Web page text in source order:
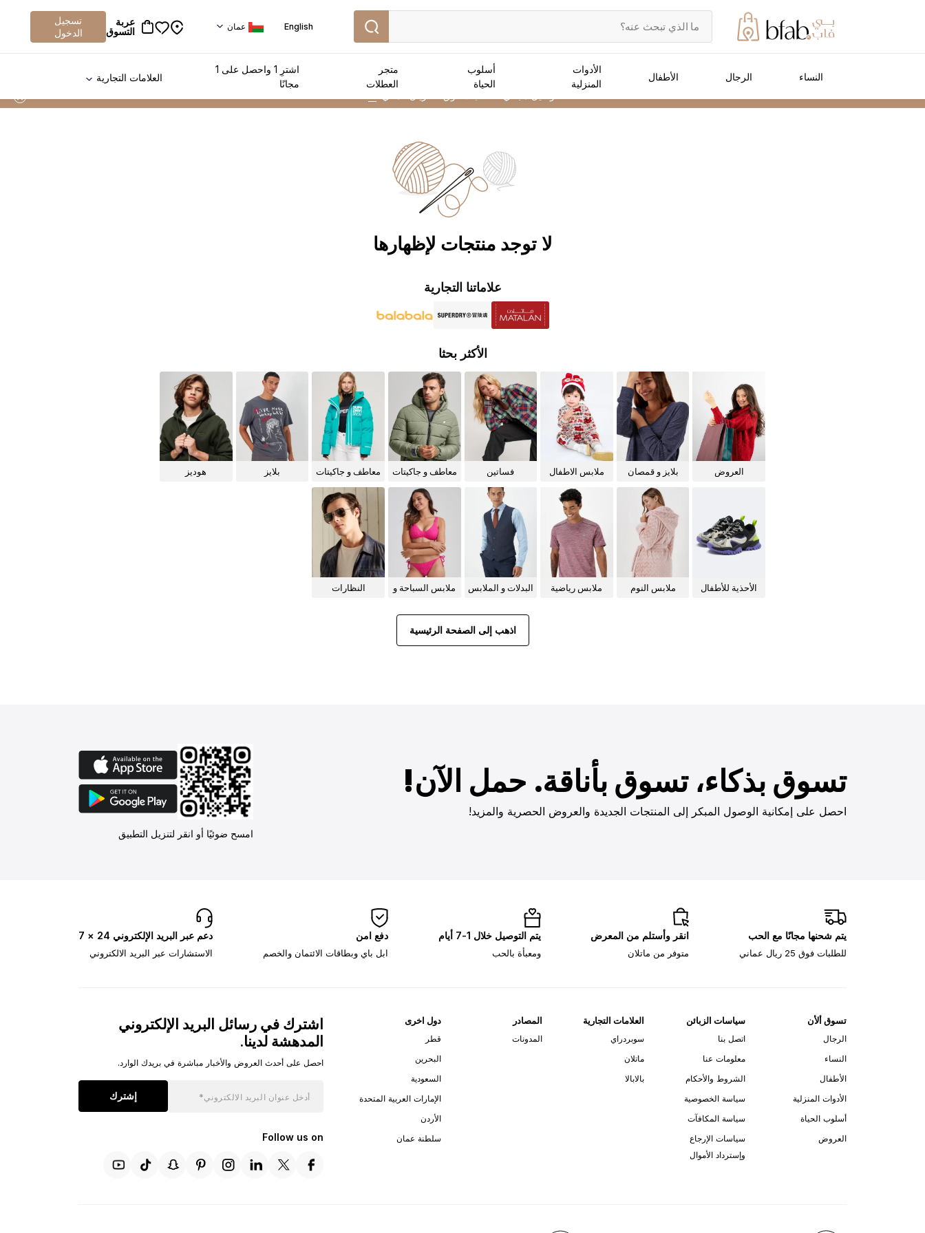
English عمان
عربة
التسوق
تسجيل
الدخول
النساء الرجال الأطفال
الأدوات
المنزلية
أسلوب
الحياة
متجر
العطلات
اشترِ 1 واحصل على 1
مجانًا
العلامات التجارية
لا توجد منتجات لإظهارها
علاماتنا التجارية
الأكثر بحثا
العروض
بلايز و قمصان
ملابس الاطفال فساتين
معاطف و جاكيتات
معاطف و جاكيتات
بلايز هوديز
الأحذية للأطفال
ملابس النوم
ملابس رياضية
البدلات و الملابس
ملابس السباحة و
النظارات
اذهب إلى الصفحة الرئيسية
تسوق بذكاء، تسوق بأناقة. حمل الآن!
احصل على إمكانية الوصول المبكر إلى المنتجات الجديدة والعروض الحصرية والمزيد!
امسح ضوئيًا أو انقر لتنزيل التطبيق
يتم شحنها مجانًا مع الحب
للطلبات فوق 25 ريال عماني
انقر وأستلم من المعرض
متوفر من ماتلان
يتم التوصيل خلال 1-7 أيام
ومعبأة بالحب
دفع امن
ابل باي وبطاقات الائتمان والخصم
دعم عبر البريد الإلكتروني 24 × 7
الاستشارات عبر البريد الالكتروني
تسوق ألأن
الرجال
النساء
الأطفال
الأدوات المنزلية
أسلوب الحياة
العروض
سياسات الزبائن
اتصل بنا
معلومات عنا
الشروط والأحكام
سياسة الخصوصية
سياسة المكافآت
سياسات الإرجاع
وإسترداد الأموال
العلامات التجارية
سوبردراي
ماتلان
بالابالا
المصادر
المدونات
دول اخرى
قطر
البحرين
السعودية
الإمارات العربية المتحدة
الأردن
سلطنة عمان
اشترك في رسائل البريد الإلكتروني
المدهشة لدينا.
احصل على أحدث العروض والأخبار مباشرة في بريدك الوارد.
إشترك
Follow us on